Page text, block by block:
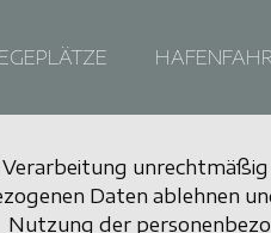
unrechtmäßig
Daten ablehnen
Nutzung der